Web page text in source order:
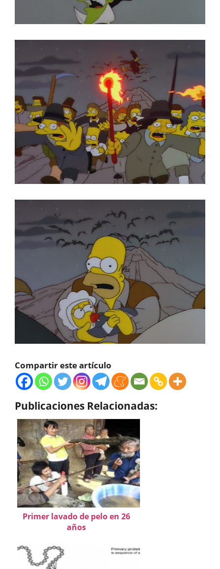
Compartir este artículo
Publicaciones Relacionadas:
Primer lavado de pelo en 26
años